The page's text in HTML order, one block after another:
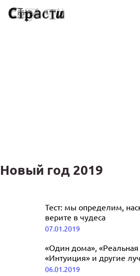
Новый год 2019
Как сейчас выглядят
занимаются дети-звезды
популярных новогодних
Тест: мы определим,
верите в чудеса
07.01.2019
«Один дома»,
«Интуиция» и другие
рождественские
06.01.2019